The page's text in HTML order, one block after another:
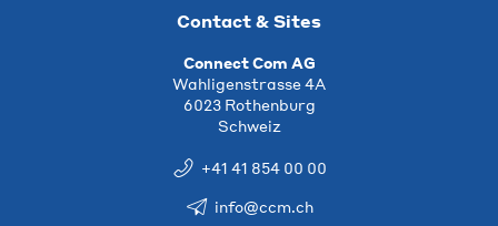
Contact & Sites
Connect Com AG
Wahligenstrasse 4A
6023 Rothenburg
Schweiz
+41 41 854 00 00
info@ccm.ch